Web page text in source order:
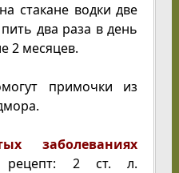
стакане водки две
два раза в день
2 месяцев.
примочки из
заболеваниях
рецепт: 2 ст. л.